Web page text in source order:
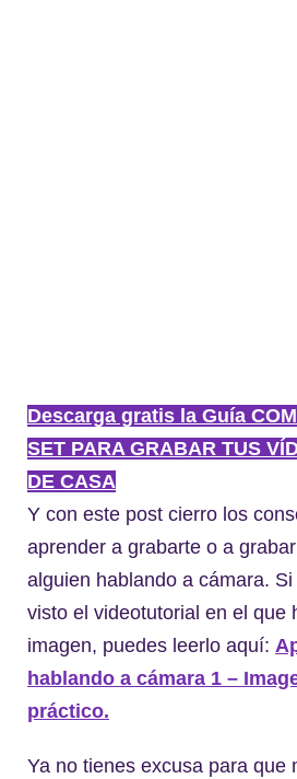
Descarga gratis la Guía
SET PARA GRABAR TUS
DE CASA
Y con este post cierro los
aprender a grabarte o a
alguien hablando a cámara.
visto el videotutorial en el que
imagen, puedes leerlo aquí:
hablando a cámara 1 –
práctico.
Ya no tienes excusa para que